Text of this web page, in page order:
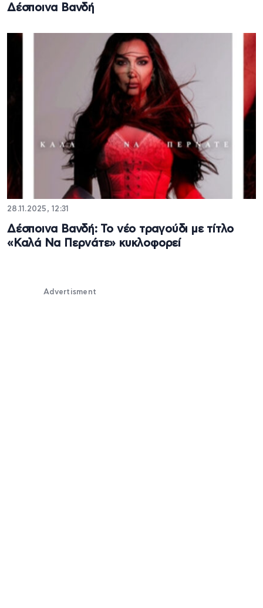
Δέσποινα Βανδή
28.11.2025, 12:31
Δέσποινα Βανδή: Το νέο τραγούδι με τίτλο
«Καλά Να Περνάτε» κυκλοφορεί
Advertisment